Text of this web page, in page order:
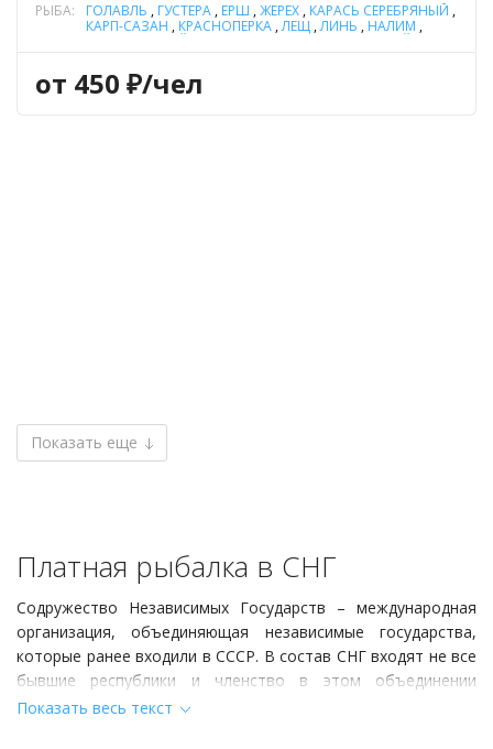
РЫБА:
ГОЛАВЛЬ , ГУСТЕРА , ЁРШ ,ЖЕРЕХ , КАРАСЬ СЕРЕБРЯНЫЙ ,
КАРП-САЗАН , КРАСНОПЕРКА ,ЛЕЩ ,ЛИНЬ , НАЛИМ ,
от 450 ₽/чел
Показать еще
Платная рыбалка в СНГ
Содружество Независимых Государств – международная
организация, объединяющая независимые государства,
которые ранее входили в СССР. В состав СНГ входят не все
бывшие республики и членство в этом объединении
существует на добровольных началах. Формально на
Показать весь текст